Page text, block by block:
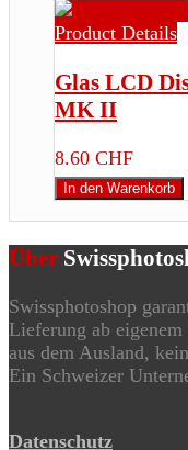
Product Details
Glas LCD
MK II
8.60 CHF
Über
Swissphotoshop
Lieferung ab
aus dem Ausland,
Ein Schweizer
Datenschutz